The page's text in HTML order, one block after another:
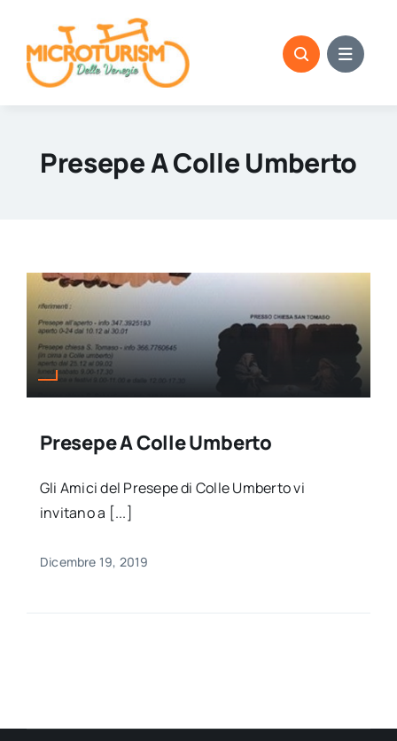
content
Presepe A Colle Umberto
Presepe A Colle Umberto
Gli Amici del Presepe di Colle Umberto vi
invitano a [...]
Dicembre 19, 2019